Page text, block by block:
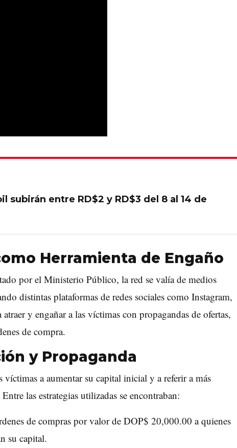
subirán entre RD$2 y RD$3 del 8 al 14 de
Herramienta de Engaño
por el Ministerio Público, la red se valía de medios
distintas plataformas de redes sociales como Instagram,
y engañar a las víctimas con propagandas de ofertas,
de compra.
y Propaganda
a aumentar su capital inicial y a referir a más
las estrategias utilizadas se encontraban:
de compras por valor de DOP$ 20,000.00 a quienes
su capital.